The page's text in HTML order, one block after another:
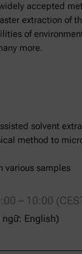
accepted
extraction of
of
more.
solvent
method to
various samples
– 10:00
English)